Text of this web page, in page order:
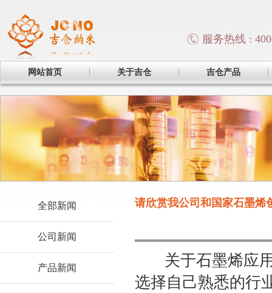
服务热线 :
网站首页 关于吉仓 吉仓产品
全部新闻
公司新闻
产品新闻
请欣赏我公司和国家石墨烯
关于石墨烯应用
选择自己熟悉的行